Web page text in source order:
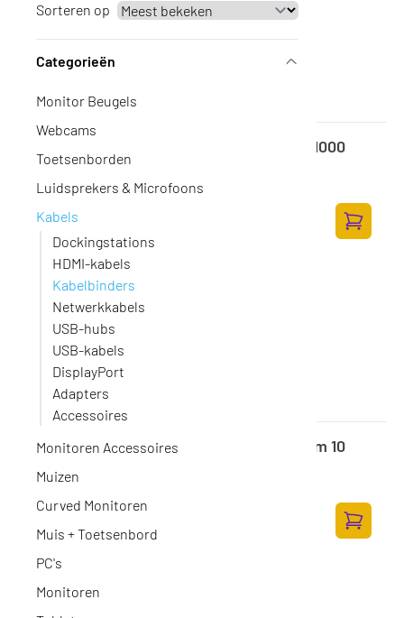
Sorteren op
Categorieën
Monitor Beugels
Webcams
Toetsenborden
Luidsprekers & Microfoons
Kabels
Dockingstations
HDMI-kabels
Kabelbinders
Netwerkkabels
USB-hubs
USB-kabels
DisplayPort
Adapters
Accessoires
Monitoren Accessoires
Muizen
Curved Monitoren
Muis + Toetsenbord
PC's
Monitoren
STARTECH 10" Cable Zip Ties UL Listed 1000
Pack
Op voorraad · CBMZT10BK
71,-
58,68 excl. BTW
DIGITUS 2U-kabelbeheerring, 44x100 mm 10
Op voorraad
38,-
31,40 excl. BTW